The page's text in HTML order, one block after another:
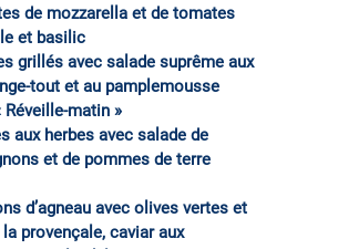
de mozzarella et de tomates
et basilic
grillés avec salade suprême aux
tout et au pamplemousse
Réveille-matin »
aux herbes avec salade de
et de pommes de terre
d’agneau avec olives vertes et
provençale, caviar aux